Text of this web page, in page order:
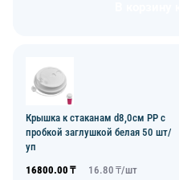
Крышка к стаканам d8,0см PP с
пробкой заглушкой белая 50 шт/
уп
16800.00 ₸ 16.80 ₸/шт